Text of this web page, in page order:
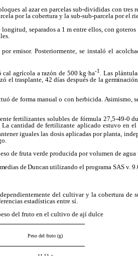
al azar en parcelas sub-divididas con tres
por la cobertura y la sub-sub-parcela por el
separados a 1 m entre ellos, con goteros
por emisor. Posteriormente, se instaló el
agrícola a razón de 500 kg·ha-1
. Las
el trasplante, 42 días después de la
de forma manual o con herbicida . Asimismo,
fertilizantes solubles de fórmula 27,5-49-0
cantidad de fertilizante aplicado estuvo en el
iguales las dosis aplicadas por planta,
de fruta verde producida por volumen de
de Duncan utilizando el programa SAS v.
del cultivar y la cobertura de
estadísticas entre sí.
del fruto en el cultivo de ají dulce
Peso del fruto (g)